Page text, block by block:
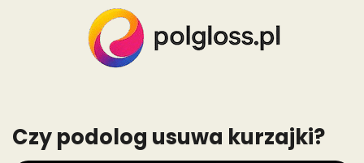
Czy podolog usuwa kurzajki?